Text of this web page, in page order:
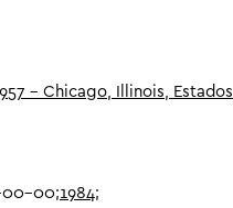
- Chicago, Illinois, Estados
00-00;1984;